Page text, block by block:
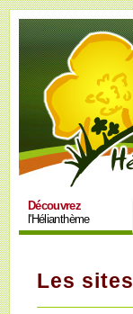
Découvrez
l'Hélianthème
Les